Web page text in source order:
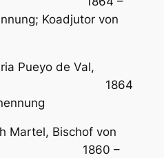
Koadjutor von
Pueyo de Val,
Pasto 1864
Martel, Bischof von
–